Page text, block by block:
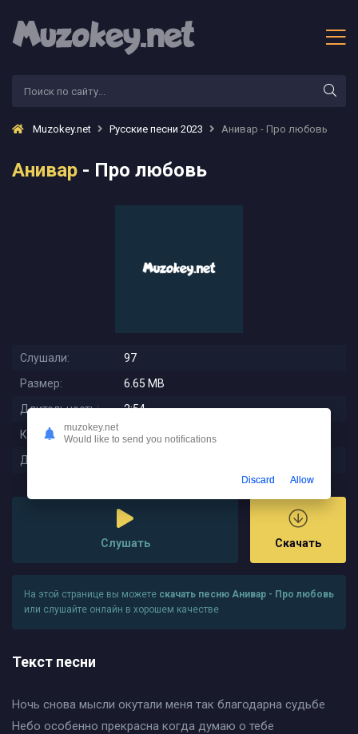
Muzokey.net Русские песни 2023 Анивар - Про любовь
Анивар - Про любовь
Слушали:
97
Размер:
6.65 MB
Длительность:
2:54
Качество:
320 kbps
Дата релиза:
Слушать Скачать
На этой странице вы можете скачать песню Анивар - Про любовь
или слушайте онлайн в хорошем качестве
Текст песни
Ночь снова мысли окутали меня так благодарна судьбе
Небо особенно прекрасна когда думаю о тебе
muzokey.net
Would like to send you notifications
Discard Allow